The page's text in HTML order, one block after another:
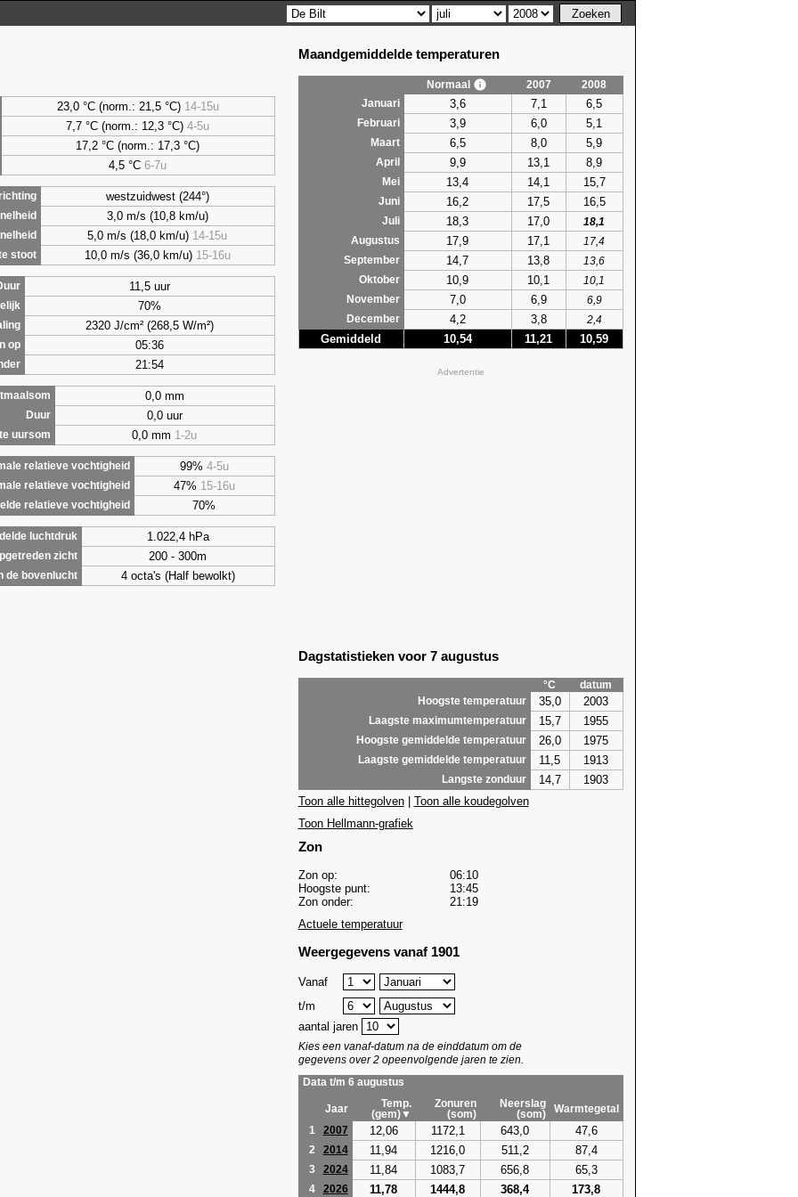
23,0 °C (norm.: 21,5 °C) 14-15u
7,7 °C (norm.: 12,3 °C)4-5u
17,2 °C (norm.: 17,3 °C)
4,5 °C6-7u
westzuidwest (244°)
3,0 m/s (10,8 km/u)
5,0 m/s (18,0 km/u) 14-15u
stoot 10,0 m/s (36,0 km/u) 15-16u
11,5 uur
70%
2320 J/cm² (268,5 W/m²)
op 05:36
21:54
0,0 mm
Duur 0,0 uur
uursom 0,0 mm 1-2u
relatieve vochtigheid 99% 4-5u
relatieve vochtigheid 47% 15-16u
relatieve vochtigheid 70%
luchtdruk 1.022,4 hPa
zicht 200 - 300m
de bovenlucht 4 octa's (Half bewolkt)
Maandgemiddelde temperaturen
Normaal 2007
2008
Januari
3,6 7,1 6,5
Februari 3,9 6,0 5,1
Maart 6,5 8,0 5,9
April 9,9 13,1 8,9
Mei 13,4 14,1 15,7
Juni 16,2 17,5 16,5
Juli 18,3 17,0
18,1
Augustus
17,9 17,1
17,4
September
14,7 13,8
13,6
Oktober
10,9 10,1
10,1
November
7,0 6,9
6,9
December
4,2 3,8 2,4
Gemiddeld 10,54 11,21 10,59
Advertentie
Dagstatistieken voor 7 augustus
°C
datum
Hoogste temperatuur
35,0 2003
Laagste maximumtemperatuur 15,7 1955
Hoogste gemiddelde temperatuur 26,0 1975
Laagste gemiddelde temperatuur 11,5 1913
Langste zonduur 14,7
1903
Toon alle hittegolven| Toon alle koudegolven
Toon Hellmann-grafiek
Zon
Zon op:
06:10
Hoogste punt:
13:45
Zon onder:
21:19
Actuele temperatuur
Weergegevens vanaf 1901
Vanaf
t/m
aantal jaren
Kies een vanaf-datum na de einddatum om de
gegevens over 2 opeenvolgende jaren te zien.
Data t/m 6 augustus
Jaar
Temp.
(gem)▼
Zonuren
(som)
Neerslag
(som)
Warmtegetal
1
2007 12,06 1172,1 643,0 47,6
2 2014 11,94 1216,0 511,2 87,4
3 2024 11,84 1083,7 656,8 65,3
4 2026 11,78 1444,8 368,4 173,8